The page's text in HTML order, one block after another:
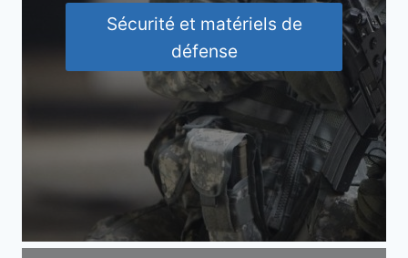
Sécurité et matériels de
défense